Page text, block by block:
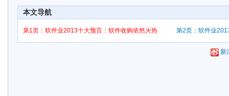
本文导航
第1页：软件业2013十大预言：软件收购依然火热 第2页：软件业
新